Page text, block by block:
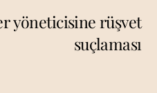
yöneticisine rüşvet
suçlaması